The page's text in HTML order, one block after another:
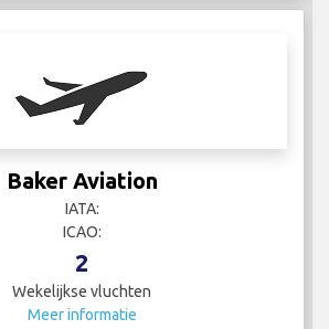
Baker Aviation
IATA:
ICAO:
2
Wekelijkse vluchten
Meer informatie